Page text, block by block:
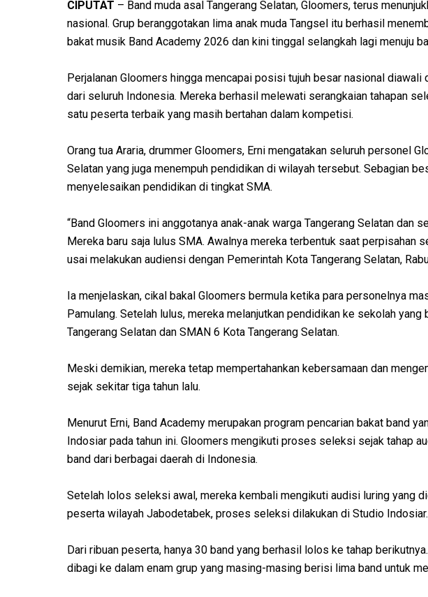
CIPUTAT – Band muda asal Tangerang Selatan, Gloomers, terus
nasional. Grup beranggotakan lima anak muda Tangsel itu berhasil
bakat musik Band Academy 2026 dan kini tinggal selangkah lagi menuju
Perjalanan Gloomers hingga mencapai posisi tujuh besar nasional diawali
dari seluruh Indonesia. Mereka berhasil melewati serangkaian tahapan
satu peserta terbaik yang masih bertahan dalam kompetisi.
Orang tua Araria, drummer Gloomers, Erni mengatakan seluruh personel
Selatan yang juga menempuh pendidikan di wilayah tersebut. Sebagian
menyelesaikan pendidikan di tingkat SMA.
“Band Gloomers ini anggotanya anak-anak warga Tangerang Selatan dan
Mereka baru saja lulus SMA. Awalnya mereka terbentuk saat perpisahan
usai melakukan audiensi dengan Pemerintah Kota Tangerang Selatan,
Ia menjelaskan, cikal bakal Gloomers bermula ketika para personelnya
Pamulang. Setelah lulus, mereka melanjutkan pendidikan ke sekolah yang
Tangerang Selatan dan SMAN 6 Kota Tangerang Selatan.
Meski demikian, mereka tetap mempertahankan kebersamaan dan
sejak sekitar tiga tahun lalu.
Menurut Erni, Band Academy merupakan program pencarian bakat band
Indosiar pada tahun ini. Gloomers mengikuti proses seleksi sejak tahap
band dari berbagai daerah di Indonesia.
Setelah lolos seleksi awal, mereka kembali mengikuti audisi luring yang
peserta wilayah Jabodetabek, proses seleksi dilakukan di Studio Indosiar.
Dari ribuan peserta, hanya 30 band yang berhasil lolos ke tahap
dibagi ke dalam enam grup yang masing-masing berisi lima band untuk